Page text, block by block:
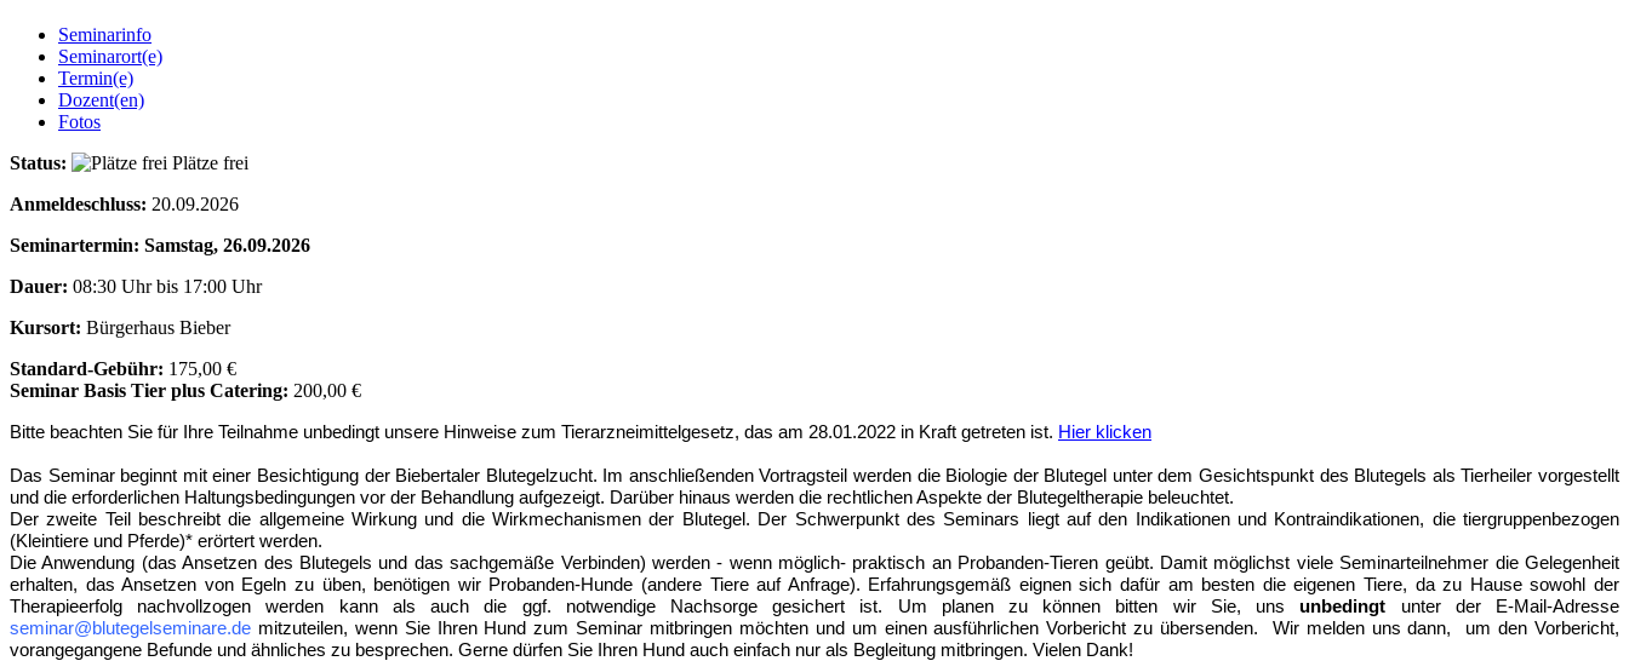
Seminarinfo
Seminarort(e)
Termin(e)
Dozent(en)
Fotos
Status:
Plätze frei
Anmeldeschluss: 20.09.2026
Seminartermin: Samstag, 26.09.2026
Dauer: 08:30 Uhr bis 17:00 Uhr
Kursort: Bürgerhaus Bieber
Standard-Gebühr: 175,00 €
Seminar Basis Tier plus Catering: 200,00 €
Bitte beachten Sie für Ihre Teilnahme unbedingt unsere Hinweise zum Tierarzneimittelgesetz, das am 28.01.2022 in Kraft getreten ist. Hier klicken
Das Seminar beginnt mit einer Besichtigung der Biebertaler Blutegelzucht. Im anschließenden Vortragsteil werden die Biologie der Blutegel unter dem Gesichtspunkt des Blutegels als Tierheiler vorgestellt
und die erforderlichen Haltungsbedingungen vor der Behandlung aufgezeigt. Darüber hinaus werden die rechtlichen Aspekte der Blutegeltherapie beleuchtet.
Der zweite Teil beschreibt die allgemeine Wirkung und die Wirkmechanismen der Blutegel. Der Schwerpunkt des Seminars liegt auf den Indikationen und Kontraindikationen, die tiergruppenbezogen
(Kleintiere und Pferde)* erörtert werden.
Die Anwendung (das Ansetzen des Blutegels und das sachgemäße Verbinden) werden - wenn möglich- praktisch an Probanden-Tieren geübt. Damit möglichst viele Seminarteilnehmer die Gelegenheit
erhalten, das Ansetzen von Egeln zu üben, benötigen wir Probanden-Hunde (andere Tiere auf Anfrage). Erfahrungsgemäß eignen sich dafür am besten die eigenen Tiere, da zu Hause sowohl der
Therapieerfolg nachvollzogen werden kann als auch die ggf. notwendige Nachsorge gesichert ist. Um planen zu können bitten wir Sie, uns unbedingt unter der E-Mail-Adresse
seminar@blutegelseminare.de mitzuteilen, wenn Sie Ihren Hund zum Seminar mitbringen möchten und um einen ausführlichen Vorbericht zu übersenden. Wir melden uns dann, um den Vorbericht,
vorangegangene Befunde und ähnliches zu besprechen. Gerne dürfen Sie Ihren Hund auch einfach nur als Begleitung mitbringen. Vielen Dank!